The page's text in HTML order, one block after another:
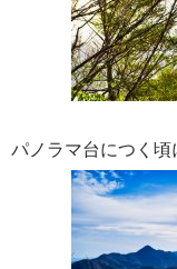
パノラマ台につく